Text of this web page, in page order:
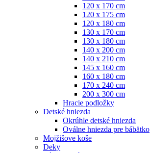
120 x 170 cm
120 x 175 cm
120 x 180 cm
130 x 170 cm
130 x 180 cm
140 x 200 cm
140 x 210 cm
145 x 160 cm
160 x 180 cm
170 x 240 cm
200 x 300 cm
Hracie podložky
Detské hniezda
Okrúhle detské hniezda
Oválne hniezda pre bábätko
Mojžišove koše
Deky